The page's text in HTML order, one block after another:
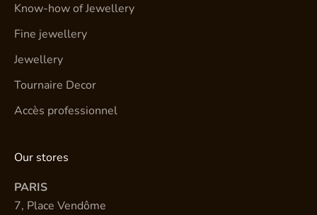
Know-how of Jewellery
Fine jewellery
Jewellery
Tournaire Decor
Accès professionnel
Our stores
PARIS
7, Place Vendôme